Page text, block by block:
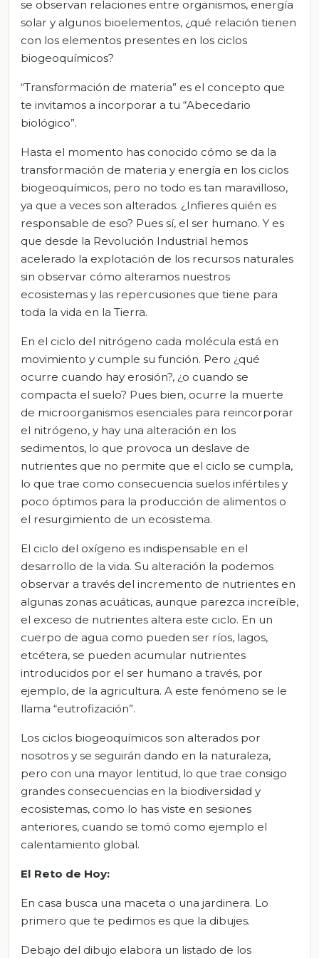
se observan relaciones entre organismos, energía
solar y algunos bioelementos, ¿qué relación tienen
con los elementos presentes en los ciclos
biogeoquímicos?
“Transformación de materia” es el concepto que
te invitamos a incorporar a tu “Abecedario
biológico”.
Hasta el momento has conocido cómo se da la
transformación de materia y energía en los ciclos
biogeoquímicos, pero no todo es tan maravilloso,
ya que a veces son alterados. ¿Infieres quién es
responsable de eso? Pues sí, el ser humano. Y es
que desde la Revolución Industrial hemos
acelerado la explotación de los recursos naturales
sin observar cómo alteramos nuestros
ecosistemas y las repercusiones que tiene para
toda la vida en la Tierra.
En el ciclo del nitrógeno cada molécula está en
movimiento y cumple su función. Pero ¿qué
ocurre cuando hay erosión?, ¿o cuando se
compacta el suelo? Pues bien, ocurre la muerte
de microorganismos esenciales para reincorporar
el nitrógeno, y hay una alteración en los
sedimentos, lo que provoca un deslave de
nutrientes que no permite que el ciclo se cumpla,
lo que trae como consecuencia suelos infértiles y
poco óptimos para la producción de alimentos o
el resurgimiento de un ecosistema.
El ciclo del oxígeno es indispensable en el
desarrollo de la vida. Su alteración la podemos
observar a través del incremento de nutrientes en
algunas zonas acuáticas, aunque parezca increíble,
el exceso de nutrientes altera este ciclo. En un
cuerpo de agua como pueden ser ríos, lagos,
etcétera, se pueden acumular nutrientes
introducidos por el ser humano a través, por
ejemplo, de la agricultura. A este fenómeno se le
llama “eutrofización”.
Los ciclos biogeoquímicos son alterados por
nosotros y se seguirán dando en la naturaleza,
pero con una mayor lentitud, lo que trae consigo
grandes consecuencias en la biodiversidad y
ecosistemas, como lo has viste en sesiones
anteriores, cuando se tomó como ejemplo el
calentamiento global.
El Reto de Hoy:
En casa busca una maceta o una jardinera. Lo
primero que te pedimos es que la dibujes.
Debajo del dibujo elabora un listado de los